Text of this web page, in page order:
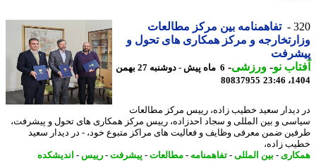
تفاهمنامه بین مرکز مطالعات
و مرکز همکاری های تحول و
نو- ورزشی-
6 ماه پیش - دوشنبه 27 بهمن
80837955
سعید خطیب زاده، رییس مرکز مطالعات
و بین المللی و سجاد احدزاده، رییس مرکز همکاری های تحول و پیشرفت،
ضمن معرفی وظایف و فعالیت های مراکز متبوع خود، - در دیدار سعید
زاده،
- بین المللی-تفاهمنامه-مطالعات-پیشرفت-رییس -اندیشکده